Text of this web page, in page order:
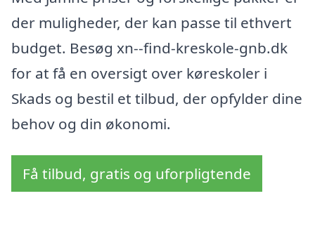
der muligheder, der kan passe til ethvert
budget. Besøg xn--find-kreskole-gnb.dk
for at få en oversigt over køreskoler i
Skads og bestil et tilbud, der opfylder dine
behov og din økonomi.
Få tilbud, gratis og uforpligtende